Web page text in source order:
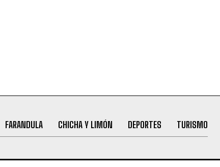
FARANDULA CHICHA Y LIMÓN DEPORTES TURISMO